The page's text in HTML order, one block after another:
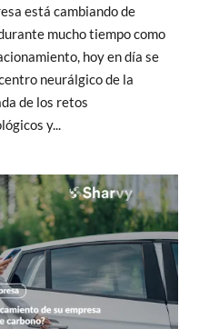
está cambiando de
mucho tiempo como
hoy en día se
neurálgico de la
de los retos
y...